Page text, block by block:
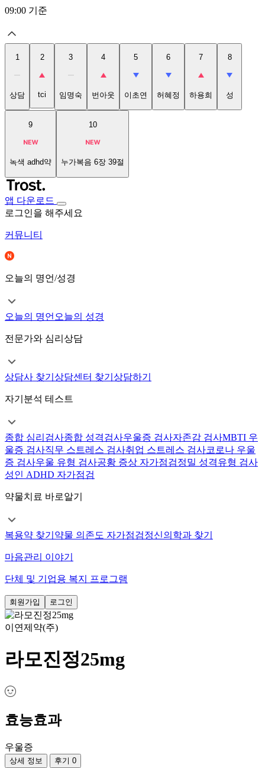
09:00 기준
1
상담
2
tci
3
임명숙
4
번아웃
5
이초연
6
허혜정
7
하용희
8
성
9
녹색 adhd약
10
누가복음 6장 39절
앱 다운로드
로그인을 해주세요
커뮤니티
오늘의 명언/성경
오늘의 명언 오늘의 성경
전문가와 심리상담
상담사 찾기 상담센터 찾기 상담하기
자기분석 테스트
종합 심리검사종합 성격검사우울증 검사자존감 검사MBTI 우
울증 검사직무 스트레스 검사취업 스트레스 검사코로나 우울
증 검사우울 유형 검사공황 증상 자가점검정밀 성격유형 검사
성인 ADHD 자가점검
약물치료 바로알기
복용약 찾기 약물 의존도 자가점검정신의학과 찾기
마음관리 이야기
단체 및 기업용 복지 프로그램
회원가입 로그인
이연제약(주)
라모진정25mg
효능효과
우울증
상세 정보 후기 0